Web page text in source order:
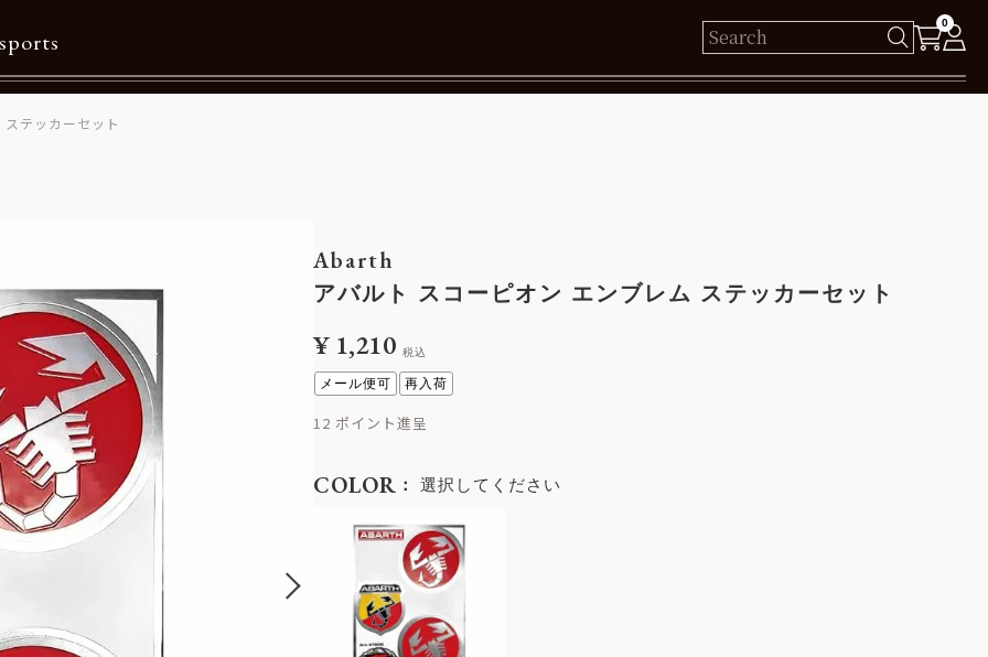
0
リクルート
テッカーセット
Abarth
アバルト スコーピオン エンブレム ステッカーセット
¥ 1,210 税込
メール便可 再入荷
12
COLOR 選択してください